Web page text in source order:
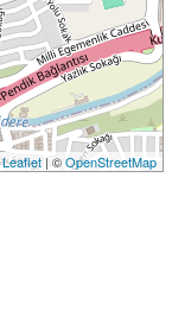
Leaflet| ©OpenStreetMap